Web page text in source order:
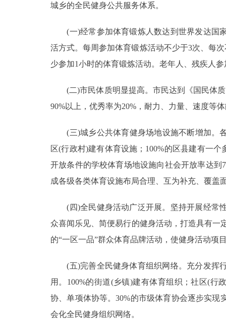
ESPAÑOL
城乡的全民健身公共服务体系。
(一)经常参加体育锻炼人数达到世界发达国家
活方式。每周参加体育锻炼活动不少于3次、每
少参加1小时的体育锻炼活动。老年人、残疾人
(二)市民体质明显提高。市民达到《国民体质
90%以上，优秀率为20%，耐力、力量、速度等
(三)城乡公共体育健身场地设施不断增加。各
区(行政村)建有体育设施；100%的区县建有一
开放条件的学校体育场地设施向社会开放率达
成各级各类体育设施布局合理、互为补充、覆盖
(四)全民健身活动广泛开展。坚持开展经常性
众喜闻乐见、简便易行的健身活动，打造具有一
的“一区一品”群众体育品牌活动，使健身活动项
(五)完善全民健身体育组织网络。充分发挥行
用。100%的街道(乡镇)建有体育组织；社区(行
协、单项体协等。30%的市级体育协会逐步实
会化全民健身组织网络。